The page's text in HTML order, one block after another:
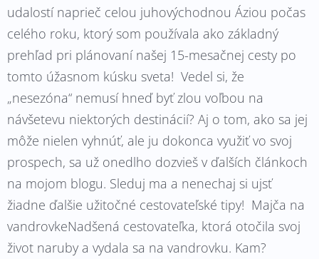
udalostí naprieč celou juhovýchodnou Áziou počas
celého roku, ktorý som používala ako základný
prehľad pri plánovaní našej 15-mesačnej cesty po
tomto úžasnom kúsku sveta! Vedel si, že
„nesezóna“ nemusí hneď byť zlou voľbou na
návšetevu niektorých destinácií? Aj o tom, ako sa jej
môže nielen vyhnúť, ale ju dokonca využiť vo svoj
prospech, sa už onedlho dozvieš v ďalších článkoch
na mojom blogu. Sleduj ma a nenechaj si ujsť
žiadne ďalšie užitočné cestovateľské tipy! Majča na
vandrovkeNadšená cestovateľka, ktorá otočila svoj
život naruby a vydala sa na vandrovku. Kam?